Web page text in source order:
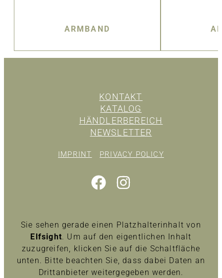
ARMBAND
KONTAKT
KATALOG
HÄNDLERBEREICH
NEWSLETTER
IMPRINT PRIVACY POLICY
Sie sehen gerade einen Platzhalterinhalt von
Elfsight. Um auf den eigentlichen Inhalt
zuzugreifen, klicken Sie auf die Schaltfläche
unten. Bitte beachten Sie, dass dabei Daten an
Drittanbieter weitergegeben werden.